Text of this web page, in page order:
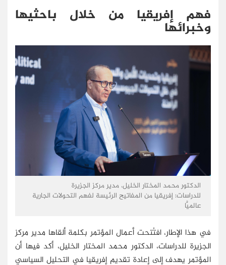
فهم إفريقيا من خلال باحثيها
وخبرائها
الدكتور محمد المختار الخليل، مدير مركز الجزيرة
للدراسات: إفريقيا من المفاتيح الرئيسة لفهم التحولات الجارية
عالميًّا
في هذا الإطار، افتُتحت أعمال المؤتمر بكلمة ألقاها مدير مركز
الجزيرة للدراسات، الدكتور محمد المختار الخليل، أكد فيها أن
المؤتمر يهدف إلى إعادة تقديم إفريقيا في التحليل السياسي